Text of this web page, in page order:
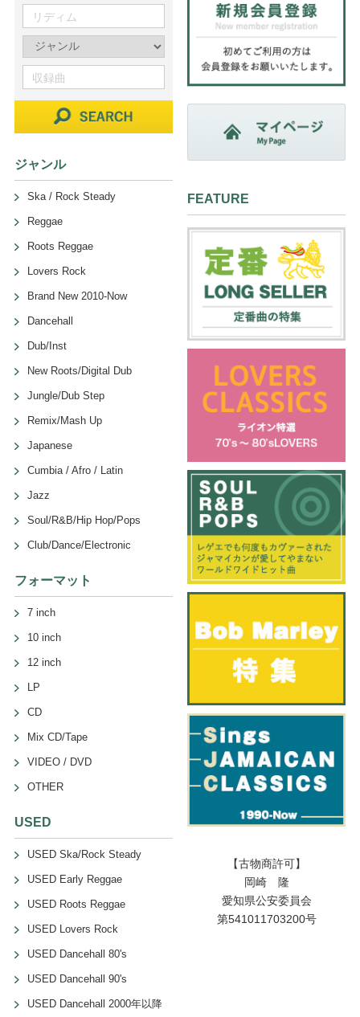
ジャンル
Ska / Rock Steady
Reggae
Roots Reggae
Lovers Rock
Brand New 2010-Now
Dancehall
Dub/Inst
New Roots/Digital Dub
Jungle/Dub Step
Remix/Mash Up
Japanese
Cumbia / Afro / Latin
Jazz
Soul/R&B/Hip Hop/Pops
Club/Dance/Electronic
フォーマット
7 inch
10 inch
12 inch
LP
CD
Mix CD/Tape
VIDEO / DVD
OTHER
USED
USED Ska/Rock Steady
USED Early Reggae
USED Roots Reggae
USED Lovers Rock
USED Dancehall 80's
USED Dancehall 90's
USED Dancehall 2000年以降
FEATURE
【古物商許可】
岡崎 隆
愛知県公安委員会
第541011703200号